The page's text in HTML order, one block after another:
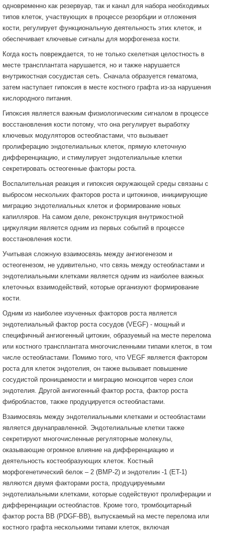
одновременно как резервуар, так и канал для набора необходимых
типов клеток, участвующих в процессе резорбции и отложения
кости, регулирует функциональную деятельность этих клеток, и
обеспечивает ключевые сигналы для морфогенеза кости.
Когда кость повреждается, то не только скелетная целостность в
месте трансплантата нарушается, но и также нарушается
внутрикостная сосудистая сеть. Сначала образуется гематома,
затем наступает гипоксия в месте костного графта из-за нарушения
кислородного питания.
Гипоксия является важным физиологическим сигналом в процессе
восстановления кости потому, что она регулирует выработку
ключевых модуляторов остеобластами, что вызывает
пролиферацию эндотелиальных клеток, прямую клеточную
дифференциацию, и стимулирует эндотелиальные клетки
секретировать остеогенные факторы роста.
Воспалительная реакция и гипоксия окружающей среды связаны с
выбросом нескольких факторов роста и цитокинов, инициирующие
миграцию эндотелиальных клеток и формирование новых
капилляров. На самом деле, реконструкция внутрикостной
циркуляции является одним из первых событий в процессе
восстановления кости.
Учитывая сложную взаимосвязь между ангиогенезом и
остеогенезом, не удивительно, что связь между остеобластами и
эндотелиальными клетками является одним из наиболее важных
клеточных взаимодействий, которые организуют формирование
кости.
Одним из наиболее изученных факторов роста является
эндотелиальный фактор роста сосудов (VEGF) - мощный и
специфичный ангиогенный цитокин, образуемый на месте перелома
или костного трансплантата многочисленными типами клеток, в том
числе остеобластами. Помимо того, что VEGF является фактором
роста для клеток эндотелия, он также вызывает повышение
сосудистой проницаемости и миграцию моноцитов через слои
эндотелия. Другой ангиогенный фактор роста, фактор роста
фибробластов, также продуцируется остеобластами.
Взаимосвязь между эндотелиальными клетками и остеобластами
является двунаправленной. Эндотелиальные клетки также
секретируют многочисленные регуляторные молекулы,
оказывающие огромное влияние на дифференциацию и
деятельность костеобразующих клеток. Костный
морфогенетический белок – 2 (BMP-2) и эндотелин -1 (ET-1)
являются двумя факторами роста, продуцируемыми
эндотелиальными клетками, которые содействуют пролиферации и
дифференциации остеобластов. Кроме того, тромбоцитарный
фактор роста BB (PDGF-BB), выпускаемый на месте перелома или
костного графта несколькими типами клеток, включая